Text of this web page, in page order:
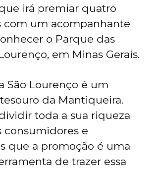
irá premiar quatro
com um acompanhante
o Parque das
em Minas Gerais.
São Lourenço é um
da Mantiqueira.
toda a sua riqueza
consumidores e
que a promoção é uma
de trazer essa